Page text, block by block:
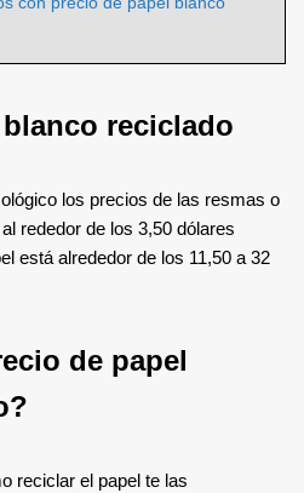
reciclado
los precios de las resmas o
rededor de los 3,50 dólares
está alrededor de los 11,50 a 32
de papel
reciclar el papel te las